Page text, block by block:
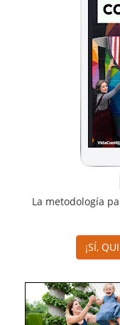
La metodología
¡SÍ,